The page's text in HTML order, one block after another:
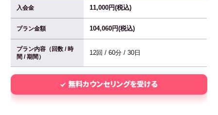
入会金 11,000円(税込)
プラン金額 104,060円(税込)
プラン内容（回数 / 時
間 / 期間）
12回 / 60分 / 30日
無料カウンセリングを受ける